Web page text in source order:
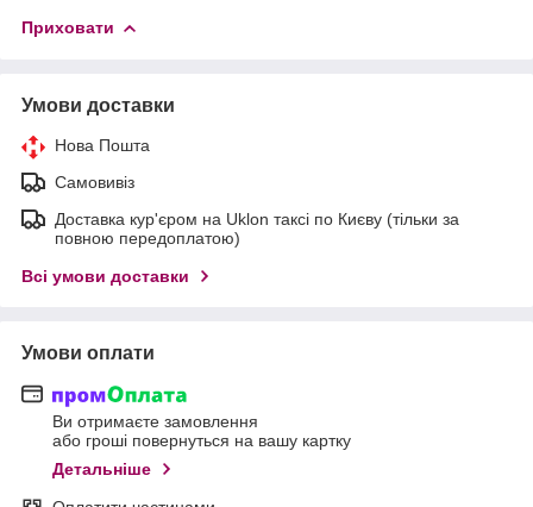
Приховати
Умови доставки
Нова Пошта
Самовивіз
Доставка кур'єром на Uklon таксі по Києву (тільки за
повною передоплатою)
Всі умови доставки
Умови оплати
Ви отримаєте замовлення
або гроші повернуться на вашу картку
Детальніше